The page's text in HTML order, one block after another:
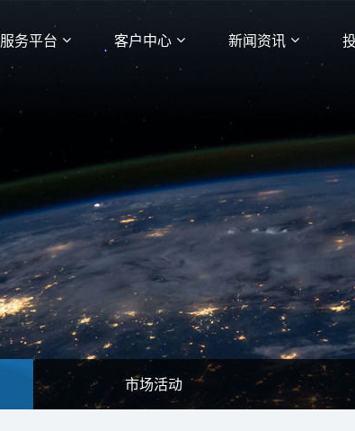
服务平台 客户中心 新闻资讯
市场活动